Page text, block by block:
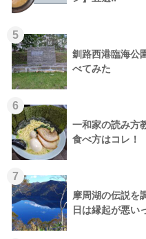
5
釧路西港臨海公
べてみた
6
一和家の読み方
食べ方はコレ！
7
摩周湖の伝説を
日は縁起が悪い